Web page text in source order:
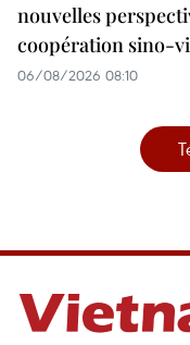
nouvelles
coopération sino-
06/08/2026 08:10